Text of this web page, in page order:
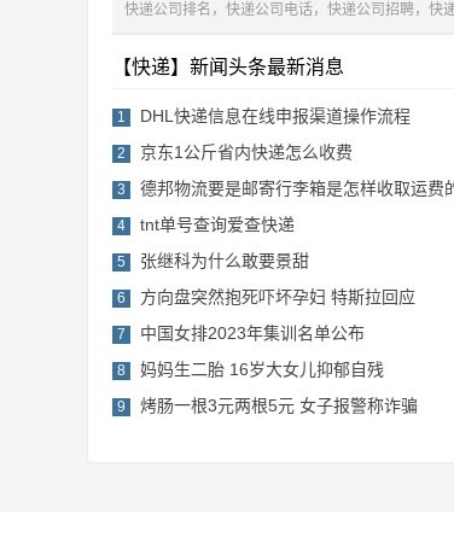
快递公司排名，快递公司电话，快递公司招聘，快
【快递】新闻头条最新消息
1 DHL快递信息在线申报渠道操作流程
2 京东1公斤省内快递怎么收费
3 德邦物流要是邮寄行李箱是怎样收取运费
4 tnt单号查询爱查快递
5 张继科为什么敢要景甜
6 方向盘突然抱死吓坏孕妇 特斯拉回应
7 中国女排2023年集训名单公布
8 妈妈生二胎 16岁大女儿抑郁自残
9 烤肠一根3元两根5元 女子报警称诈骗